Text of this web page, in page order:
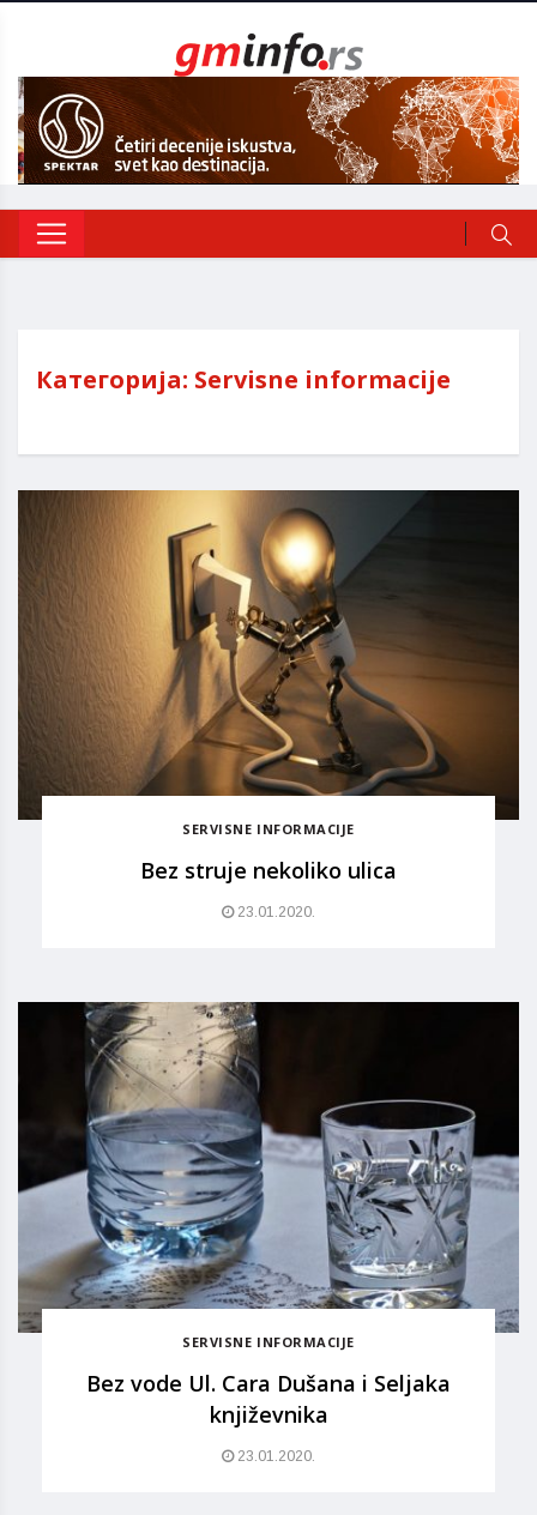
Категорија: Servisne informacije
SERVISNE INFORMACIJE
Bez struje nekoliko ulica
23.01.2020.
SERVISNE INFORMACIJE
Bez vode Ul. Cara Dušana i Seljaka
književnika
23.01.2020.